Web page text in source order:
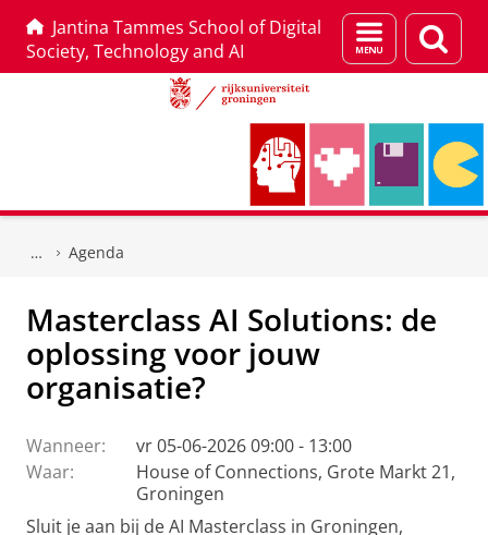
Jantina Tammes School of Digital
Society, Technology and AI
Menu
en
Agenda
Masterclass AI Solutions: de
oplossing voor jouw
organisatie?
Wanneer:
vr 05-06-2026 09:00 - 13:00
Waar:
House of Connections, Grote Markt 21,
Groningen
Sluit je aan bij de AI Masterclass in Groningen,